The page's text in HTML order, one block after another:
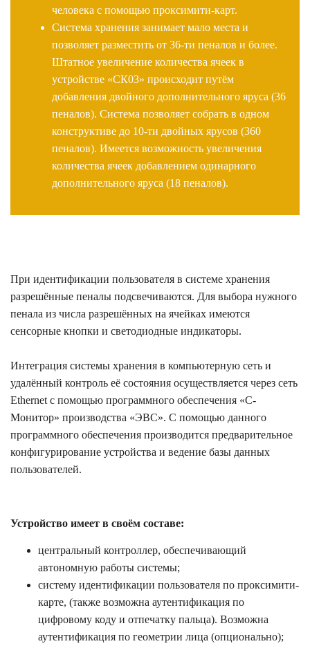
человека с помощью проксимити-карт.
Система хранения занимает мало места и
позволяет разместить от 36-ти пеналов и более.
Штатное увеличение количества ячеек в
устройстве «СК03» происходит путём
добавления двойного дополнительного яруса (36
пеналов). Система позволяет собрать в одном
конструктиве до 10-ти двойных ярусов (360
пеналов). Имеется возможность увеличения
количества ячеек добавлением одинарного
дополнительного яруса (18 пеналов).
При идентификации пользователя в системе хранения
разрешённые пеналы подсвечиваются. Для выбора нужного
пенала из числа разрешённых на ячейках имеются
сенсорные кнопки и светодиодные индикаторы.
Интеграция системы хранения в компьютерную сеть и
удалённый контроль её состояния осуществляется через сеть
Ethernet с помощью программного обеспечения «С-
Монитор» производства «ЭВС». С помощью данного
программного обеспечения производится предварительное
конфигурирование устройства и ведение базы данных
пользователей.
Устройство имеет в своём составе:
центральный контроллер, обеспечивающий
автономную работы системы;
систему идентификации пользователя по проксимити-
карте, (также возможна аутентификация по
цифровому коду и отпечатку пальца). Возможна
аутентификация по геометрии лица (опционально);